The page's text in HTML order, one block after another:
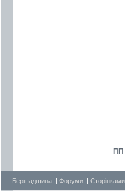
ПП
Бершадщина | Форуми | Сторінками